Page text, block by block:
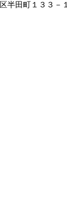
半田町１３３－１